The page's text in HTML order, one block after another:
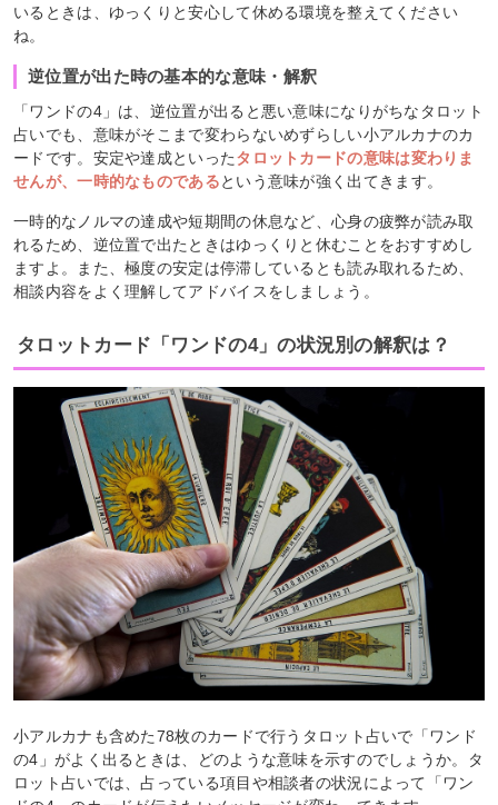
いるときは、ゆっくりと安心して休める環境を整えてください
ね。
逆位置が出た時の基本的な意味・解釈
「ワンドの4」は、逆位置が出ると悪い意味になりがちなタロット
占いでも、意味がそこまで変わらないめずらしい小アルカナのカ
ードです。安定や達成といったタロットカードの意味は変わりま
せんが、一時的なものであるという意味が強く出てきます。
一時的なノルマの達成や短期間の休息など、心身の疲弊が読み取
れるため、逆位置で出たときはゆっくりと休むことをおすすめし
ますよ。また、極度の安定は停滞しているとも読み取れるため、
相談内容をよく理解してアドバイスをしましょう。
タロットカード「ワンドの4」の状況別の解釈は？
小アルカナも含めた78枚のカードで行うタロット占いで「ワンド
の4」がよく出るときは、どのような意味を示すのでしょうか。タ
ロット占いでは、占っている項目や相談者の状況によって「ワン